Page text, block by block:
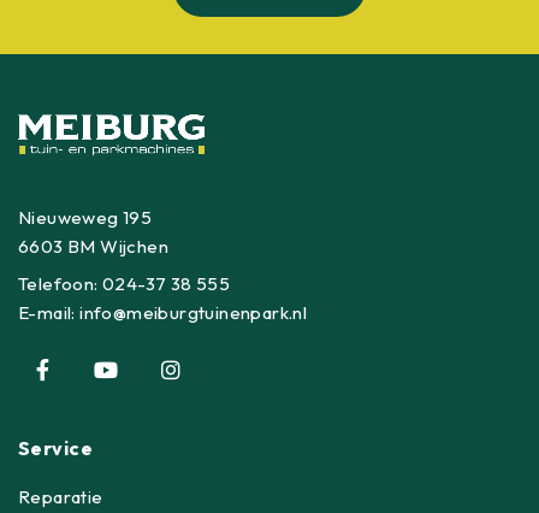
Nieuweweg 195
6603 BM Wijchen
Telefoon:024-37 38 555
E-mail:info@meiburgtuinenpark.nl
Service
Reparatie